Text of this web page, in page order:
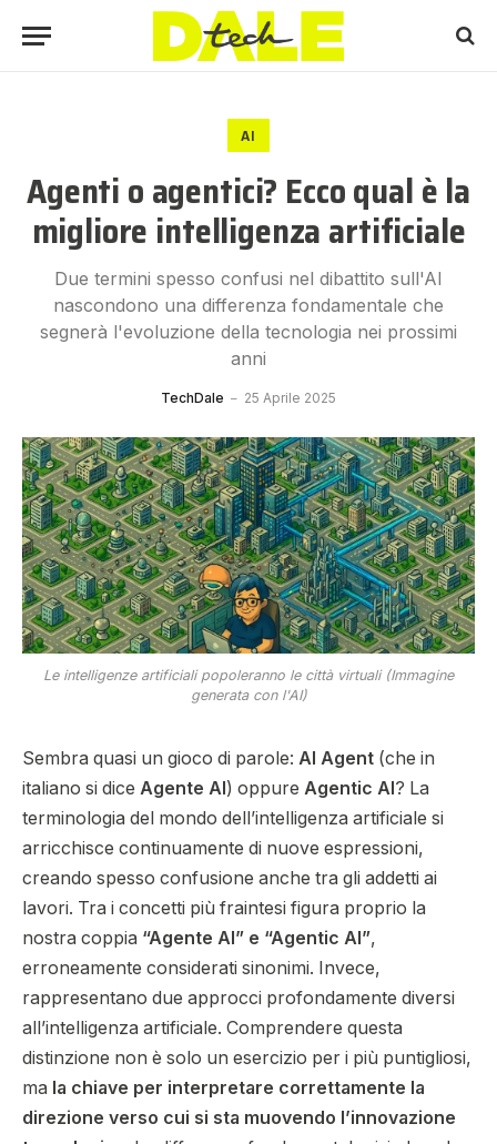
AI
Agenti o agentici? Ecco qual è la
migliore intelligenza artificiale
Due termini spesso confusi nel dibattito sull'AI
nascondono una differenza fondamentale che
segnerà l'evoluzione della tecnologia nei prossimi
anni
TechDale 25 Aprile 2025
Le intelligenze artificiali popoleranno le città virtuali (Immagine
generata con l'AI)
Sembra quasi un gioco di parole: AI Agent (che in
italiano si dice Agente AI ) oppure Agentic AI ? La
terminologia del mondo dell’intelligenza artificiale si
arricchisce continuamente di nuove espressioni,
creando spesso confusione anche tra gli addetti ai
lavori. Tra i concetti più fraintesi figura proprio la
nostra coppia “Agente AI” e “Agentic AI”,
erroneamente considerati sinonimi. Invece,
rappresentano due approcci profondamente diversi
all’intelligenza artificiale. Comprendere questa
distinzione non è solo un esercizio per i più puntigliosi,
ma la chiave per interpretare correttamente la
direzione verso cui si sta muovendo l’innovazione